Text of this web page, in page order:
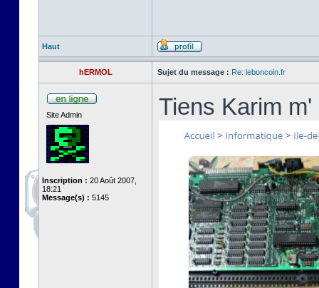
Haut
hERMOL Sujet du message : Re: leboncoin.fr
Site Admin
Inscription : 20 Août 2007,
18:21
Message(s) : 5145
Tiens Karim